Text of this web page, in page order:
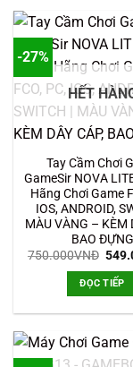
-27%
HẾT
Tay Cầm Chơi
GameSir NOVA
Hãng Chơi Game
IOS, ANDROID,
MÀU VÀNG – KÈM
BAO ĐỰNG
750.000VNĐ Giá
là:
ĐỌC TIẾP